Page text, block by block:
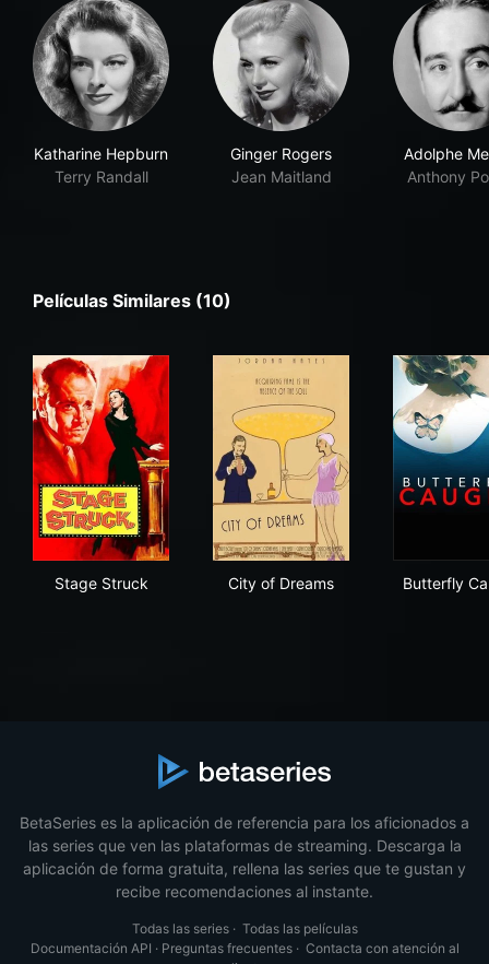
Katharine Hepburn
Terry Randall
Ginger Rogers
Jean Maitland
Adolphe
Anthony
Películas Similares (10)
Stage Struck City of Dreams Butterfly
BetaSeries es la aplicación de referencia para los aficionados a
las series que ven las plataformas de streaming. Descarga la
aplicación de forma gratuita, rellena las series que te gustan y
recibe recomendaciones al instante.
Todas las series· Todas las películas
Documentación API · Preguntas frecuentes· Contacta con atención al